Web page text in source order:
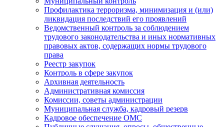
Профилактика терроризма, минимизация и (или)
ликвидация последствий его проявлений
Ведомственный контроль за соблюдением
трудового законодательства и иных нормативных
правовых актов, содержащих нормы трудового
права
Реестр закупок
Контроль в сфере закупок
Архивная деятельность
Административная комиссия
Комиссии, советы администрации
Муниципальная служба, кадровый резерв
Кадровое обеспечение ОМС